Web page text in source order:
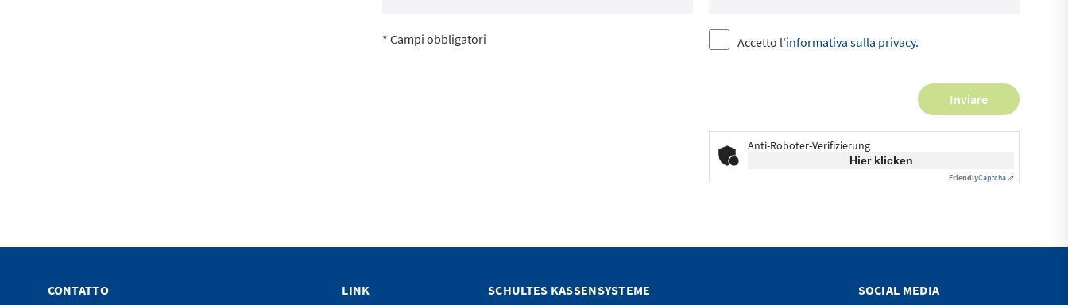
* Campi obbligatori Accetto l'informativa sulla privacy.
Anti-Roboter-Verifizierung
Hier klicken
FriendlyCaptcha ⇗
CONTATTO LINK SCHULTES KASSENSYSTEME SOCIAL MEDIA